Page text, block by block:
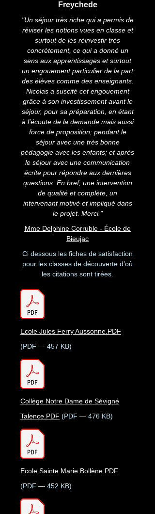
Freychede
"Un séjour très riche qui a permis de
réviser les notions vues en classe et
surtout de les réinvestir très
concrètement, ce qui a donné un
sens aux apprentissages et surtout
un engouement particulier de la part
des élèves comme des enseignants.
Nicolas a suscité cet engouement
grâce à son investissement avant le
séjour, pour sa préparation, en étant
à l'écoute de la demande mais aussi
force de proposition; pendant le
séjour avec une très bonne
pédagogie avec les enfants; et après
le séjour avec une communication
écrite pour répondre aux dernières
questions. En bref, une intervention
de qualité et complète, un
intervenant motivé et impliqué dans
le projet. Merci."
Mme Delphine Corruble - École de
Bieujac
Ci dessous les fiches de satisfaction
pour les classes de découverte d’où
les citations sont tirées.
Ecole Jules Ferry Aussonne.PDF
(PDF — 457 KB)
Collège Notre Dame de Sévigné
Talence.PDF (PDF — 476 KB)
Ecole Sainte Marie Bollène.PDF
(PDF — 452 KB)